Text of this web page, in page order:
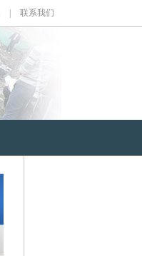
联系我们